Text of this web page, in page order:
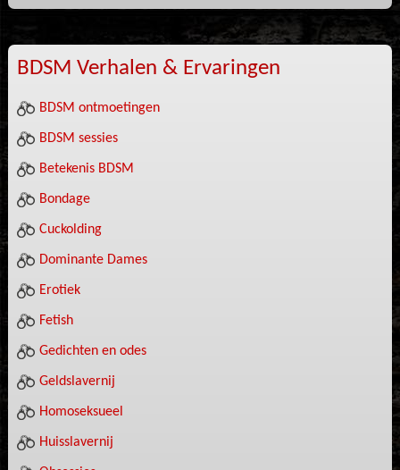
BDSM Verhalen & Ervaringen
BDSM ontmoetingen
BDSM sessies
Betekenis BDSM
Bondage
Cuckolding
Dominante Dames
Erotiek
Fetish
Gedichten en odes
Geldslavernij
Homoseksueel
Huisslavernij